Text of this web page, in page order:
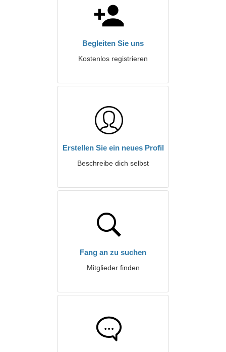
Begleiten Sie uns
Kostenlos registrieren
Erstellen Sie ein neues Profil
Beschreibe dich selbst
Fang an zu suchen
Mitglieder finden